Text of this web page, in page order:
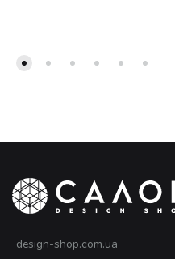
design-shop.com.ua